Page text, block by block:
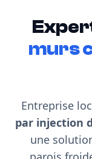
murs
Entreprise
par injection
une